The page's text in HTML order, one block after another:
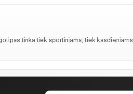
tinka tiek sportiniams, tiek kasdieniams